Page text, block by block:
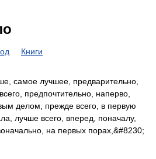
Книги
самое лучшее, предварительно,
предпочтительно, наперво,
делом, прежде всего, в первую
лучше всего, вперед, поначалу,
на первых порах,&#8230;